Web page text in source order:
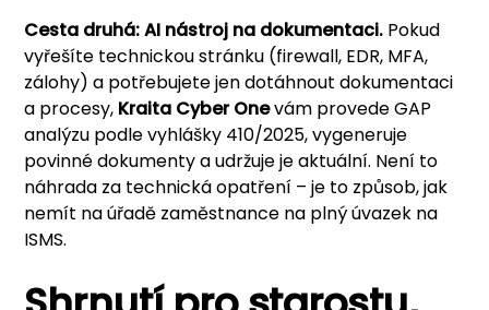
Cesta druhá: AI nástroj na dokumentaci. Pokud
vyřešíte technickou stránku (firewall, EDR, MFA,
zálohy) a potřebujete jen dotáhnout dokumentaci
a procesy, Kraita Cyber Onevám provede GAP
analýzu podle vyhlášky 410/2025, vygeneruje
povinné dokumenty a udržuje je aktuální. Není to
náhrada za technická opatření – je to způsob, jak
nemít na úřadě zaměstnance na plný úvazek na
ISMS.